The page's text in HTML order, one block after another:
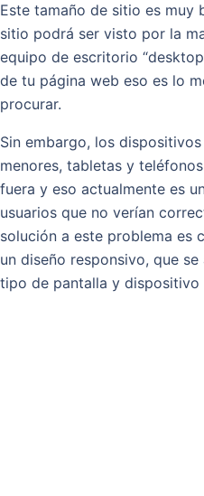
Este tamaño de sitio es muy
sitio podrá ser visto por la
equipo de escritorio
de tu página web eso es lo
procurar.
Sin embargo, los
menores, tabletas y
fuera y eso actualmente es
usuarios que no verían
solución a este problema es
un diseño responsivo, que
tipo de pantalla y dispositivo